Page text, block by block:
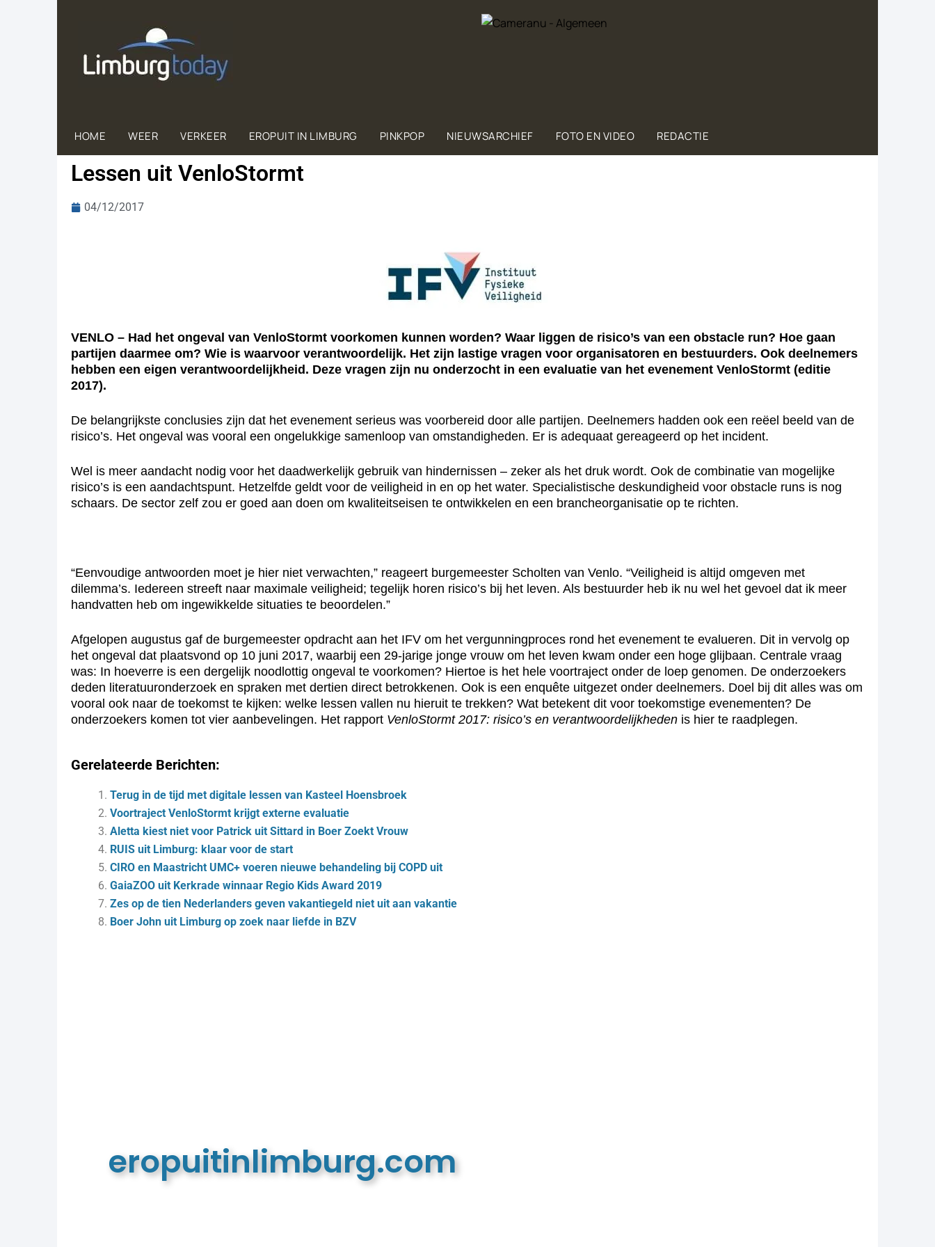
HOME WEER VERKEER EROPUIT IN LIMBURG PINKPOP NIEUWSARCHIEF FOTO EN VIDEO REDACTIE
Lessen uit VenloStormt
04/12/2017
VENLO – Had het ongeval van VenloStormt voorkomen kunnen worden? Waar liggen de risico’s van een obstacle run? Hoe gaan
partijen daarmee om? Wie is waarvoor verantwoordelijk. Het zijn lastige vragen voor organisatoren en bestuurders. Ook deelnemers
hebben een eigen verantwoordelijkheid. Deze vragen zijn nu onderzocht in een evaluatie van het evenement VenloStormt (editie
2017).
De belangrijkste conclusies zijn dat het evenement serieus was voorbereid door alle partijen. Deelnemers hadden ook een reëel beeld van de
risico’s. Het ongeval was vooral een ongelukkige samenloop van omstandigheden. Er is adequaat gereageerd op het incident.
Wel is meer aandacht nodig voor het daadwerkelijk gebruik van hindernissen – zeker als het druk wordt. Ook de combinatie van mogelijke
risico’s is een aandachtspunt. Hetzelfde geldt voor de veiligheid in en op het water. Specialistische deskundigheid voor obstacle runs is nog
schaars. De sector zelf zou er goed aan doen om kwaliteitseisen te ontwikkelen en een brancheorganisatie op te richten.
“Eenvoudige antwoorden moet je hier niet verwachten,” reageert burgemeester Scholten van Venlo. “Veiligheid is altijd omgeven met
dilemma’s. Iedereen streeft naar maximale veiligheid; tegelijk horen risico’s bij het leven. Als bestuurder heb ik nu wel het gevoel dat ik meer
handvatten heb om ingewikkelde situaties te beoordelen.”
Afgelopen augustus gaf de burgemeester opdracht aan het IFV om het vergunningproces rond het evenement te evalueren. Dit in vervolg op
het ongeval dat plaatsvond op 10 juni 2017, waarbij een 29-jarige jonge vrouw om het leven kwam onder een hoge glijbaan. Centrale vraag
was: In hoeverre is een dergelijk noodlottig ongeval te voorkomen? Hiertoe is het hele voortraject onder de loep genomen. De onderzoekers
deden literatuuronderzoek en spraken met dertien direct betrokkenen. Ook is een enquête uitgezet onder deelnemers. Doel bij dit alles was om
vooral ook naar de toekomst te kijken: welke lessen vallen nu hieruit te trekken? Wat betekent dit voor toekomstige evenementen? De
onderzoekers komen tot vier aanbevelingen. Het rapport VenloStormt 2017: risico’s en verantwoordelijkheden is hier te raadplegen.
Gerelateerde Berichten:
Terug in de tijd met digitale lessen van Kasteel Hoensbroek
Voortraject VenloStormt krijgt externe evaluatie
Aletta kiest niet voor Patrick uit Sittard in Boer Zoekt Vrouw
RUIS uit Limburg: klaar voor de start
CIRO en Maastricht UMC+ voeren nieuwe behandeling bij COPD uit
GaiaZOO uit Kerkrade winnaar Regio Kids Award 2019
Zes op de tien Nederlanders geven vakantiegeld niet uit aan vakantie
Boer John uit Limburg op zoek naar liefde in BZV
eropuitinlimburg.com